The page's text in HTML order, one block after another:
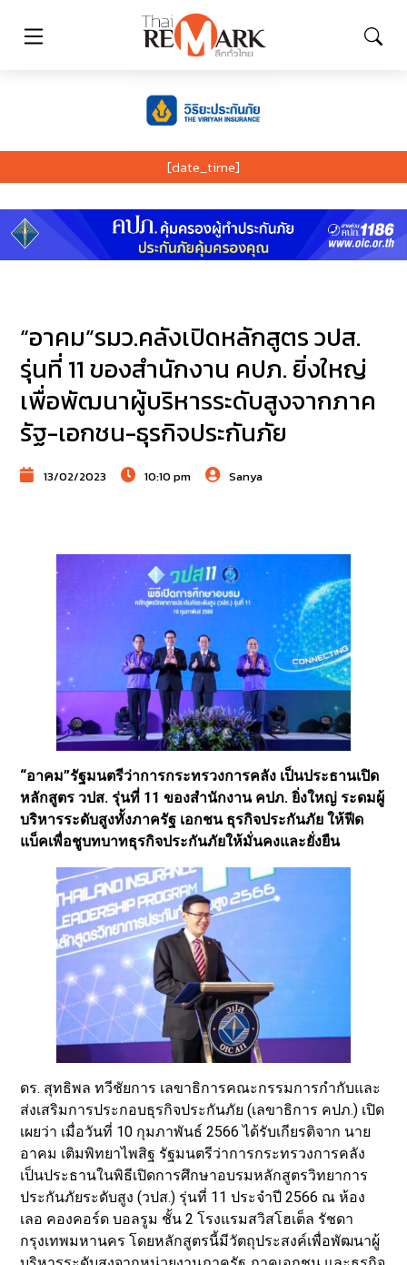
[date_time]
“อาคม”รมว.คลังเปิดหลักสูตร วปส.
รุ่นที่ 11 ของสำนักงาน คปภ. ยิ่งใหญ่
เพื่อพัฒนาผู้บริหารระดับสูงจากภาค
รัฐ-เอกชน-ธุรกิจประกันภัย
13/02/2023 10:10 pm Sanya
“อาคม”รัฐมนตรีว่าการกระทรวงการคลัง เป็นประธานเปิด
หลักสูตร วปส. รุ่นที่ 11 ของสำนักงาน คปภ. ยิ่งใหญ่ ระดมผู้
บริหารระดับสูงทั้งภาครัฐ เอกชน ธุรกิจประกันภัย ให้ฟีด
แบ็คเพื่อชูบทบาทธุรกิจประกันภัยให้มั่นคงและยั่งยืน
ดร. สุทธิพล ทวีชัยการ เลขาธิการคณะกรรมการกำกับและ
ส่งเสริมการประกอบธุรกิจประกันภัย (เลขาธิการ คปภ.) เปิด
เผยว่า เมื่อวันที่ 10 กุมภาพันธ์ 2566 ได้รับเกียรติจาก นาย
อาคม เติมพิทยาไพสิฐ รัฐมนตรีว่าการกระทรวงการคลัง
เป็นประธานในพิธีเปิดการศึกษาอบรมหลักสูตรวิทยาการ
ประกันภัยระดับสูง (วปส.) รุ่นที่ 11 ประจำปี 2566 ณ ห้อง
เลอ คองคอร์ด บอลรูม ชั้น 2 โรงแรมสวิสโฮเต็ล รัชดา
กรุงเทพมหานคร โดยหลักสูตรนี้มีวัตถุประสงค์เพื่อพัฒนาผู้